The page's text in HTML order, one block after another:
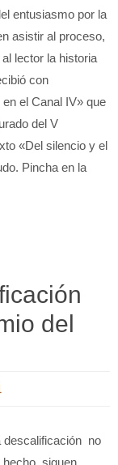
entusiasmo por la
asistir al proceso,
lector la historia
con
el Canal IV» que
del V
«Del silencio y el
Pincha en la
del
descalificación no